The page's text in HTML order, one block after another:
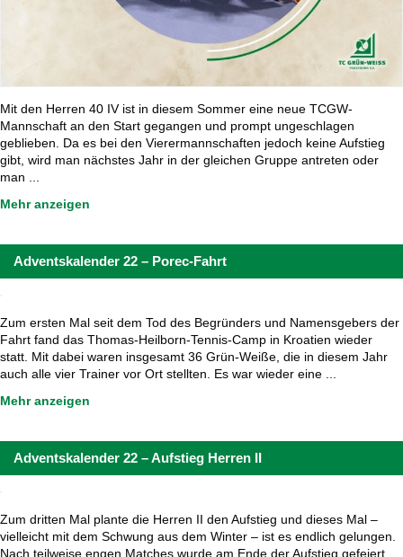
Mit den Herren 40 IV ist in diesem Sommer eine neue TCGW-
Mannschaft an den Start gegangen und prompt ungeschlagen
geblieben. Da es bei den Vierermannschaften jedoch keine Aufstieg
gibt, wird man nächstes Jahr in der gleichen Gruppe antreten oder
man ...
Mehr anzeigen
Adventskalender 22 – Porec-Fahrt
Zum ersten Mal seit dem Tod des Begründers und Namensgebers der
Fahrt fand das Thomas-Heilborn-Tennis-Camp in Kroatien wieder
statt. Mit dabei waren insgesamt 36 Grün-Weiße, die in diesem Jahr
auch alle vier Trainer vor Ort stellten. Es war wieder eine ...
Mehr anzeigen
Adventskalender 22 – Aufstieg Herren II
Zum dritten Mal plante die Herren II den Aufstieg und dieses Mal –
vielleicht mit dem Schwung aus dem Winter – ist es endlich gelungen.
Nach teilweise engen Matches wurde am Ende der Aufstieg gefeiert.